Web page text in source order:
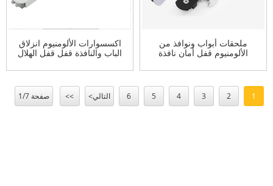
اكسسوارات الألومنيوم انزلاق
الباب والنافذة قفل قفل الهلال
قفل انزلاق النافذة مع مفاتيح
ملحقات أبواب ونوافذ من
الألومنيوم قفل أمان نافذة
UPVC قفل نافذة انزلاقي
1
2
3
4
5
6 التالي> >> صفحة 1/7